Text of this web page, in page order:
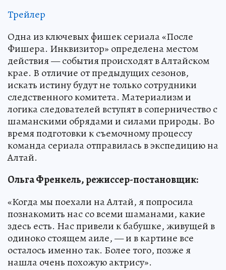
Трейлер
Одна из ключевых фишек сериала «После
Фишера. Инквизитор» определена местом
действия — события происходят в Алтайском
крае. В отличие от предыдущих сезонов,
искать истину будут не только сотрудники
следственного комитета. Материализм и
логика следователей вступят в соперничество с
шаманскими обрядами и силами природы. Во
время подготовки к съемочному процессу
команда сериала отправилась в экспедицию на
Алтай.
Ольга Френкель, режиссер-постановщик:
«Когда мы поехали на Алтай, я попросила
познакомить нас со всеми шаманами, какие
здесь есть. Нас привели к бабушке, живущей в
одиноко стоящем аиле, — и в картине все
осталось именно так. Более того, позже я
нашла очень похожую актрису».